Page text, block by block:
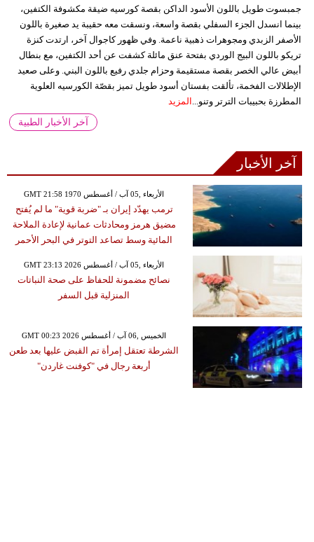
جمبسوت طويل باللون الأسود الداكن بقصة كورسيه ضيقة مكشوفة الكتفين،
بينما انسدل الجزء السفلي بقصة واسعة، ونسقت معه حقيبة يد صغيرة باللون
الأصفر الزبدي ومجوهرات ذهبية ناعمة. وفي ظهور كاجوال آخر، ارتدت كنزة
تريكو باللون البيج الوردي بفتحة عنق مائلة كشفت عن أحد الكتفين، مع بنطال
أبيض عالي الخصر بقصة مستقيمة وحزام جلدي رفيع باللون البني. وعلى صعيد
الإطلالات الفخمة، تألقت بفستان أسود طويل تميز بقصّة الكورسيه العلوية
المطرزة بحبيبات الترتر وتنو... المزيد
آخر الأخبار الطبية
آخر الأخبار
GMT 21:58 1970 الأربعاء ,05 آب / أغسطس
ترمب يهدّد إيران بـ "ضربة قوية" ما لم يُفتح
مضيق هرمز ومحادثات عمانية لإعادة الملاحة
المائية وسط تصاعد التوتر في البحر الأحمر
GMT 23:13 2026 الأربعاء ,05 آب / أغسطس
نصائح مضمونة للحفاظ على صحة النباتات
المنزلية قبل السفر
GMT 00:23 2026 الخميس ,06 آب / أغسطس
الشرطة تعتقل إمرأة تم القبض عليها بعد طعن
أربعة رجال في "كوفنت غاردن"